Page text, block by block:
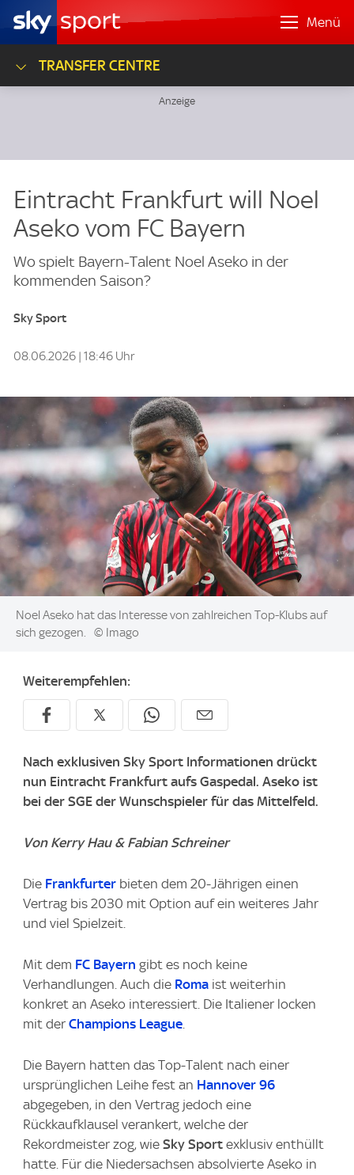
Menü
TRANSFER CENTRE
Eintracht Frankfurt will Noel
Aseko vom FC Bayern
Wo spielt Bayern-Talent Noel Aseko in der
kommenden Saison?
Sky Sport
08.06.2026 | 18:46 Uhr
Image:
Noel Aseko hat das Interesse von zahlreichen Top-Klubs auf
sich gezogen.
© Imago
Weiterempfehlen:
Nach exklusiven Sky Sport Informationen drückt
nun Eintracht Frankfurt aufs Gaspedal. Aseko ist
bei der SGE der Wunschspieler für das Mittelfeld.
Von Kerry Hau & Fabian Schreiner
Die Frankfurter bieten dem 20-Jährigen einen
Vertrag bis 2030 mit Option auf ein weiteres Jahr
und viel Spielzeit.
Mit dem FC Bayern gibt es noch keine
Verhandlungen. Auch die Roma ist weiterhin
konkret an Aseko interessiert. Die Italiener locken
mit der Champions League.
Die Bayern hatten das Top-Talent nach einer
ursprünglichen Leihe fest an Hannover 96
abgegeben, in den Vertrag jedoch eine
Rückkaufklausel verankert, welche der
Rekordmeister zog, wie Sky Sport exklusiv enthüllt
hatte. Für die Niedersachsen absolvierte Aseko in